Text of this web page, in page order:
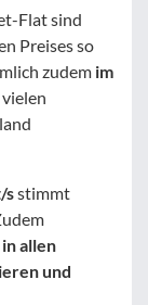
Flat sind
Preises so
zudem im
sstimmt
in allen
und